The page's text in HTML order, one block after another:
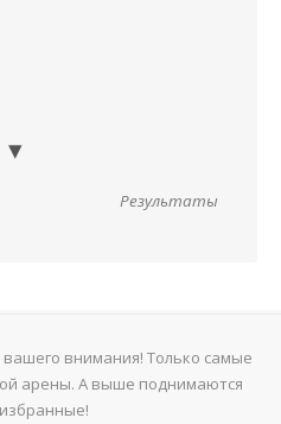
Результаты
вашего внимания! Только самые
арены. А выше поднимаются